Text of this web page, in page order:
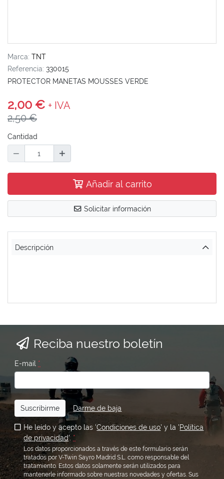
Marca: TNT
Referencia: 330015
PROTECTOR MANETAS MOUSSES VERDE
2,00 € + IVA
2,50 €
Cantidad
Añadir al carrito
Solicitar información
Descripción
Reciba nuestro boletín
E-mail *
Suscribirme Darme de baja
He leído y acepto las 'Condiciones de uso' y la 'Política
de privacidad'. *
Los datos proporcionados a través de este formulario serán
tratados por V-Twin Sayro Madrid S.L. como responsable del
tratamiento. Estos datos solamente serán utilizados para
mantenerle informado sobre nuestras novedades y ofertas. Sus